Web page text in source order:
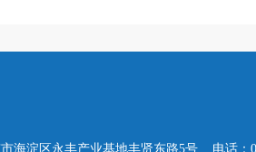
海淀区永丰产业基地丰贤东路5号 电话：